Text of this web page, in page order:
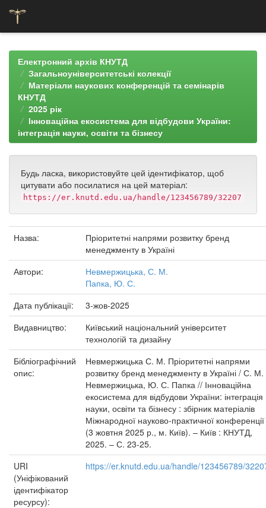
navigationЕлектронний архів КНУТД
Загальноуніверситетські колекції
Матеріали наукових конференцій та семінарів
КНУТД
2025 рік
Інноваційна екосистема для відбудови України:
інтеграція науки, освіти та бізнесу
Будь ласка, використовуйте цей ідентифікатор, щоб
цитувати або посилатися на цей матеріал:
https://er.knutd.edu.ua/handle/123456789/32207
Назва:
Пріоритетні напрями розвитку бренд
менеджменту в Україні
Автори:
Невмержицька, С. М.
Папка, Ю. С.
Дата публікації:
3-жов-2025
Видавництво:
Київський національний університет
технологій та дизайну
Бібліографічний
опис:
Невмержицька С. М. Пріоритетні напрями
розвитку бренд менеджменту в Україні / С. М.
Невмержицька, Ю. С. Папка // Інноваційна
екосистема для відбудови України: інтеграція
науки, освіти та бізнесу : збірник матеріалів
Міжнародної науково-практичної конференції
(3 жовтня 2025 р., м. Київ). – Київ : КНУТД,
2025. – С. 23-25.
URI
(Уніфікований
ідентифікатор
ресурсу):
https://er.knutd.edu.ua/handle/123456789/